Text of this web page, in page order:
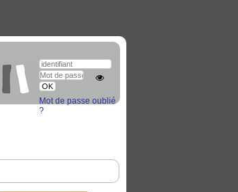
Mot de passe oublié
?